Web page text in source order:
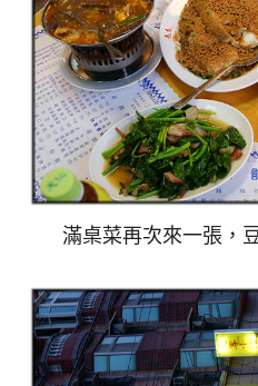
滿桌菜再次來一張，豆